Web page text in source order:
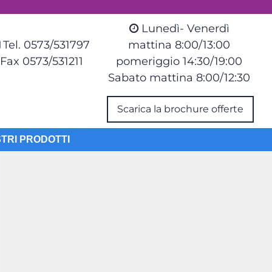
Tel. 0573/531797
Fax 0573/531211
Lunedì- Venerdì
mattina 8:00/13:00
pomeriggio 14:30/19:00
Sabato mattina 8:00/12:30
Scarica la brochure offerte
PRODOTTI